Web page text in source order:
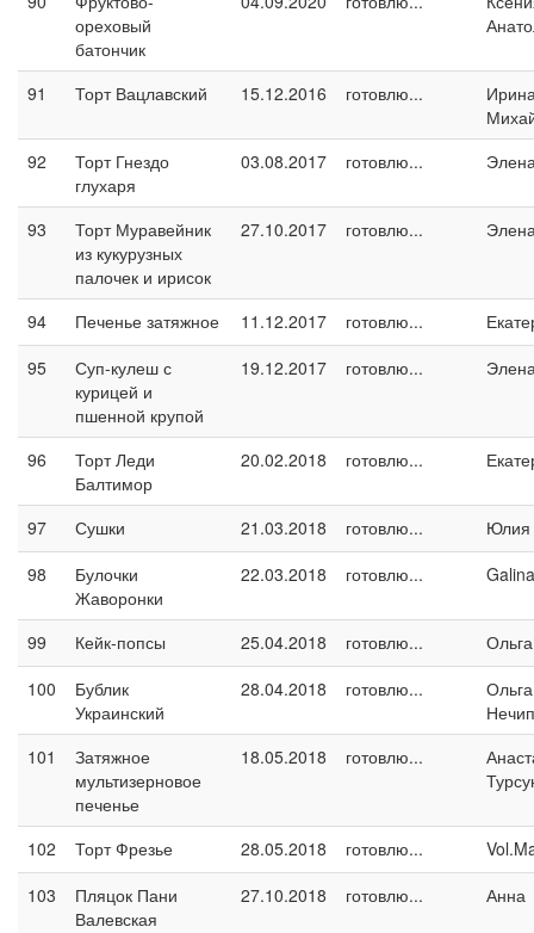
ореховый
батончик
91 Торт Вацлавский 15.12.2016 готовлю...
92
Торт Гнездо
глухаря
03.08.2017 готовлю...
93
Торт Муравейник
из кукурузных
палочек и ирисок
27.10.2017 готовлю...
94 Печенье затяжное 11.12.2017 готовлю...
95
Суп-кулеш с
курицей и
пшенной крупой
19.12.2017 готовлю...
96
Торт Леди
Балтимор
20.02.2018 готовлю...
97 Сушки 21.03.2018 готовлю...
Юлия
98
Булочки
Жаворонки
22.03.2018 готовлю...
99 Кейк-попсы 25.04.2018 готовлю...
100
Бублик
Украинский
28.04.2018 готовлю...
Ольга
101
Затяжное
мультизерновое
печенье
18.05.2018 готовлю...
102 Торт Фрезье 28.05.2018 готовлю...
103
Пляцок Пани
Валевская
27.10.2018 готовлю... Анна